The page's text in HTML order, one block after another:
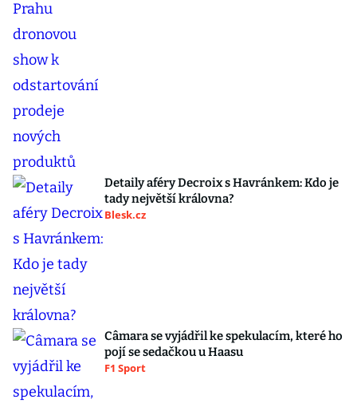
Detaily aféry Decroix s Havránkem: Kdo je
tady největší královna?
Blesk.cz
Câmara se vyjádřil ke spekulacím, které ho
pojí se sedačkou u Haasu
F1 Sport